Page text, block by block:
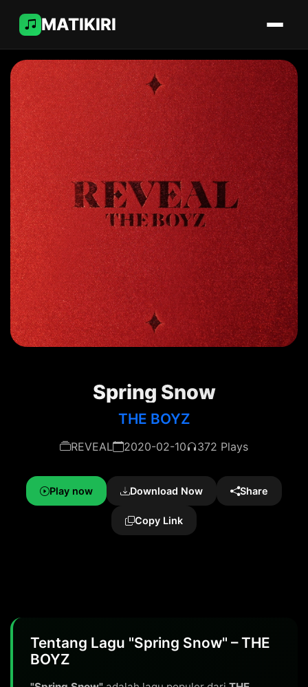
MATIKIRI
Spring Snow
THE BOYZ
REVEAL 2020-02-10 372 Plays
Play now Download Now Share
Copy Link
Tentang Lagu "Spring Snow" – THE
BOYZ